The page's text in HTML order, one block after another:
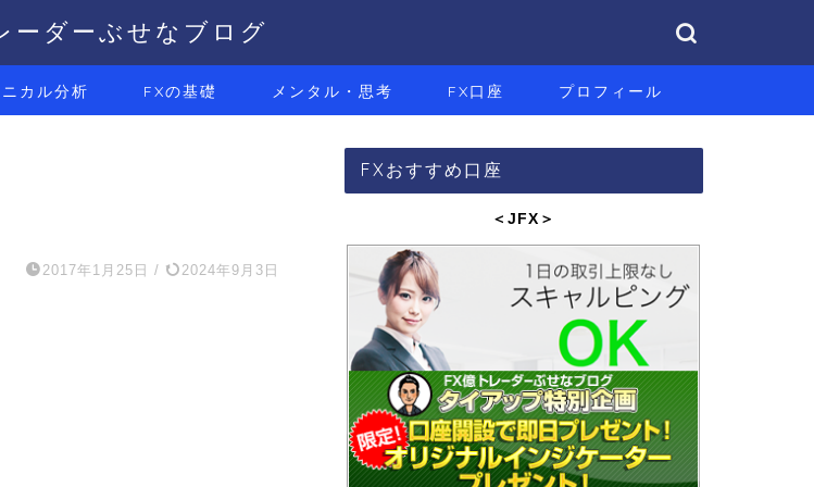
ーダーぶせなブログ
カル分析 FXの基礎 メンタル・思考 FX口座 プロフィール
2017年1月25日 / 2024年9月3日
FXおすすめ口座
＜JFX ＞